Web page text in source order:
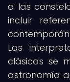
a las
incluir
Las
clásicas se
astronomía